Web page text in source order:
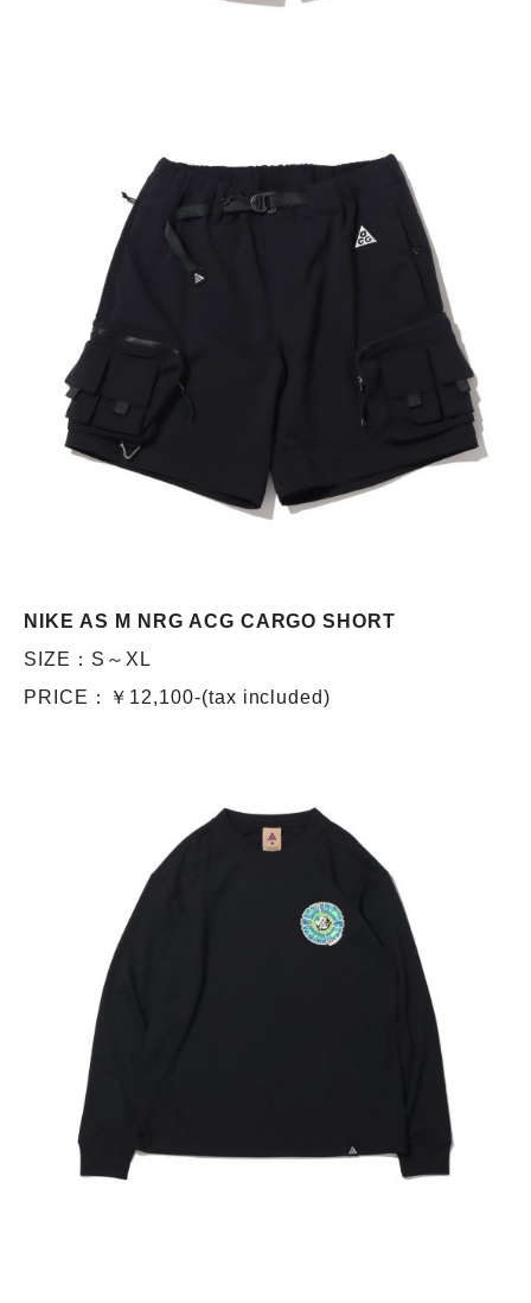
NIKE AS M NRG ACG CARGO SHORT
SIZE：S～XL
PRICE：￥12,100-(tax included)